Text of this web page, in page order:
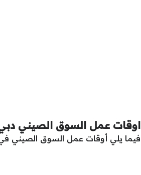
اوقات عمل السوق الصيني
فيما يلي أوقات عمل السوق الصيني في